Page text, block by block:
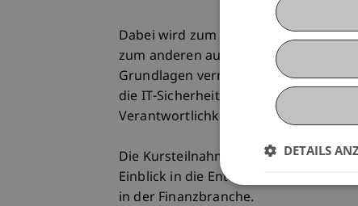
Dabei wird zum einen auf die
zum anderen auch ein elementares
Grundlagen vermittelt. Neben
die IT-Sicherheit und die sich daraus
Verantwortlichkeiten in Unternehmen
Die Kursteilnahme verschafft Ihnen
Einblick in die Entwicklungen der
in der Finanzbranche.
DETAILS